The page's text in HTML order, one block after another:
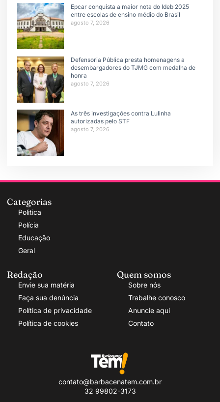
Epcar conquista a maior nota do Ideb 2025
entre escolas de ensino médio do Brasil
agosto 7, 2026
Defensoria Pública presta homenagens a
desembargadores do TJMG com medalha de
honra
agosto 7, 2026
As três investigações contra Lulinha
autorizadas pelo STF
agosto 7, 2026
Categorias
Politica
Polícia
Educação
Geral
Redação
Envie sua matéria
Faça sua denúncia
Política de privacidade
Política de cookies
Quem somos
Sobre nós
Trabalhe conosco
Anuncie aqui
Contato
contato@barbacenatem.com.br
32 99802-3173